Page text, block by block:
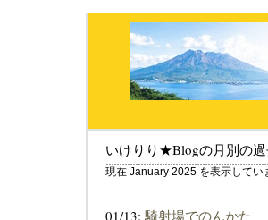
いけりり★Blogの月別の
現在 January 2025 を表示してい
01/13:騎射場でのんかた